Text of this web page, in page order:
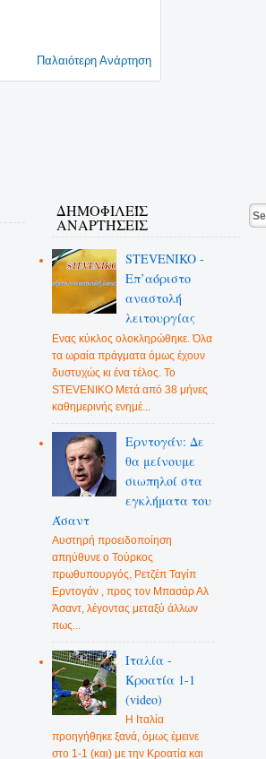
Παλαιότερη Ανάρτηση
ΔΗΜΟΦΙΛΕΊΣ
ΑΝΑΡΤΉΣΕΙΣ
STEVENIKO -
Επ’αόριστο
αναστολή
λειτουργίας
Ενας κύκλος ολοκληρώθηκε. Όλα
τα ωραία πράγματα όμως έχουν
δυστυχώς κι ένα τέλος. Το
STEVENIKO Μετά από 38 μήνες
καθημερινής ενημέ...
Ερντογάν: Δε
θα μείνουμε
σιωπηλοί στα
εγκλήματα του
Άσαντ
Αυστηρή προειδοποίηση
απηύθυνε ο Τούρκος
πρωθυπουργός, Ρετζέπ Ταγίπ
Ερντογάν , προς τον Μπασάρ Αλ
Άσαντ, λέγοντας μεταξύ άλλων
πως...
Ιταλία -
Κροατία 1-1
(video)
Η Ιταλία
προηγήθηκε ξανά, όμως έμεινε
στο 1-1 (και) με την Κροατία και